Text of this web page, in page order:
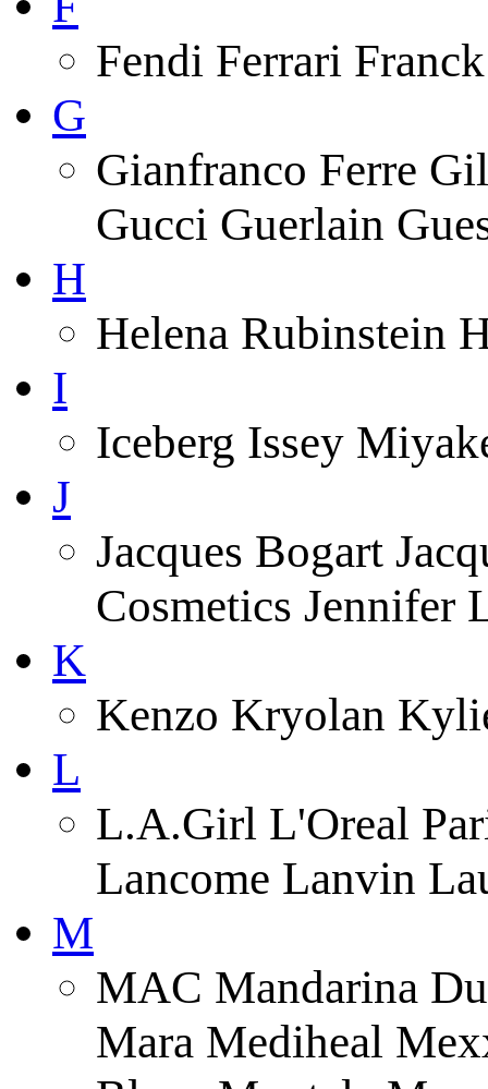
Fendi Ferrari
G
Gianfranco Ferre
Gucci Guerlain
H
Helena Rubinstein
I
Iceberg Issey
J
Jacques Bogart
Cosmetics Jennifer
K
Kenzo Kryolan
L
L.A.Girl L'Oreal
Lancome Lanvin
M
MAC Mandarina
Mara Mediheal